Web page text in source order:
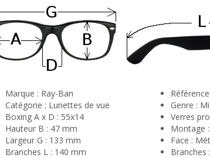
Marque : Ray-Ban
Catégorie : Lunettes de vue
Boxing A x D : 55x14
Hauteur B : 47 mm
Largeur G : 133 mm
Branches L : 140 mm
Genre :
Verres
Montage :
Face :
Branches :